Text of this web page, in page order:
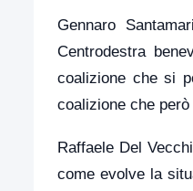
Gennaro
Centrodestra
coalizione che si
coalizione che
Raffaele Del
come evolve la